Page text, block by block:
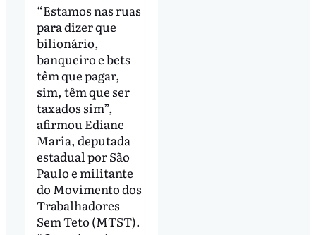
“Estamos nas ruas
para dizer que
bilionário,
banqueiro e bets
têm que pagar,
sim, têm que ser
taxados sim”,
afirmou Ediane
Maria, deputada
estadual por São
Paulo e militante
do Movimento dos
Trabalhadores
Sem Teto (MTST).